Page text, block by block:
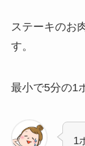
ステーキのお
す。
最小で5分の1
1